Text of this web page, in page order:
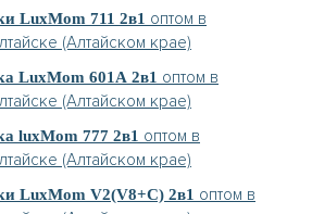
LuxMom 711 2в1 оптом в
(Алтайском крае)
LuxMom 601А 2в1 оптом в
(Алтайском крае)
luxMom 777 2в1 оптом в
(Алтайском крае)
LuxMom V2(V8+C) 2в1 оптом в